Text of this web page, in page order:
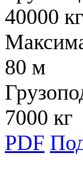
40000 кг
80 м
7000 кг
PDF